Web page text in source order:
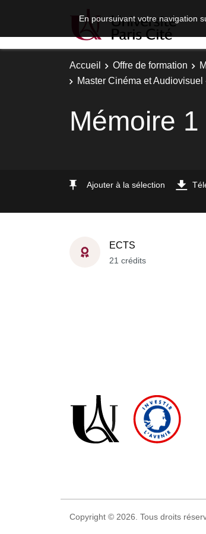
En poursuivant votre navigation
Accueil Offre de formation
Master Cinéma et
Mémoire 1
Ajouter à la sélection
ECTS
21 crédits
Copyright © 2026. Tous droits